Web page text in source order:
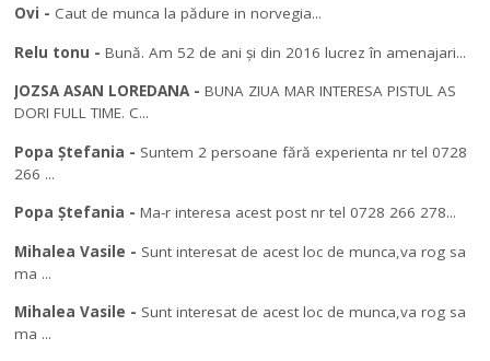
Ovi - Caut de munca la pădure in norvegia...
Relu tonu -Bună. Am 52 de ani și din 2016 lucrez în amenajari...
JOZSA ASAN LOREDANA-BUNA ZIUA MAR INTERESA PISTUL AS
DORI FULL TIME. C...
Popa Ștefania - Suntem 2 persoane fără experienta nr tel 0728
266 ...
Popa Ștefania -Ma-r interesa acest post nr tel 0728 266 278...
Mihalea Vasile - Sunt interesat de acest loc de munca,va rog sa
ma ...
Mihalea Vasile - Sunt interesat de acest loc de munca,va rog sa
ma ...